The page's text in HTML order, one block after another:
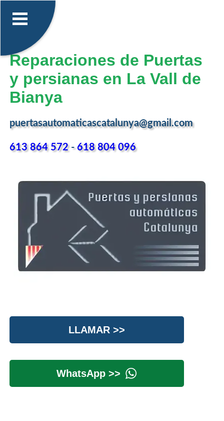
Reparaciones de Puertas
y persianas en La Vall de
Bianya
puertasautomaticascatalunya@gmail.com
613 864 572-618 804 096
LLAMAR >>
WhatsApp >>